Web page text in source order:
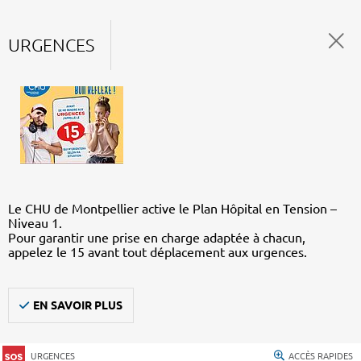
URGENCES
Le CHU de Montpellier active le Plan Hôpital en Tension –
Niveau 1.
Pour garantir une prise en charge adaptée à chacun,
appelez le 15 avant tout déplacement aux urgences.
EN SAVOIR PLUS
URGENCES ACCÈS RAPIDES